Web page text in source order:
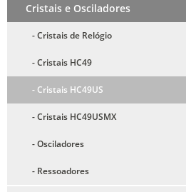
Cristais e Osciladores
- Cristais de Relógio
- Cristais HC49
- Cristais HC49US
- Cristais HC49USMX
- Osciladores
- Ressoadores